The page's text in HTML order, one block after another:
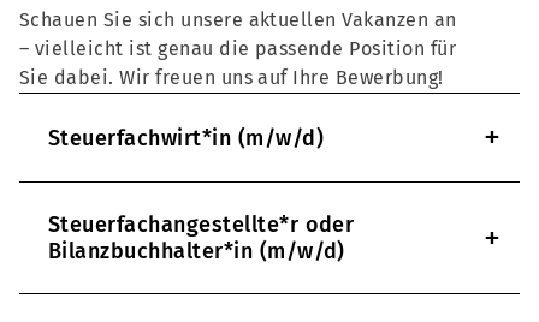
Schauen Sie sich unsere aktuellen Vakanzen an
– vielleicht ist genau die passende Position für
Sie dabei. Wir freuen uns auf Ihre Bewerbung!
Steuerfachwirt*in (m/w/d) +
Steuerfachangestellte*r oder
Bilanzbuchhalter*in (m/w/d)
+